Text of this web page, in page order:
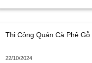
Thi Công Quán Cà Phê
22/10/2024